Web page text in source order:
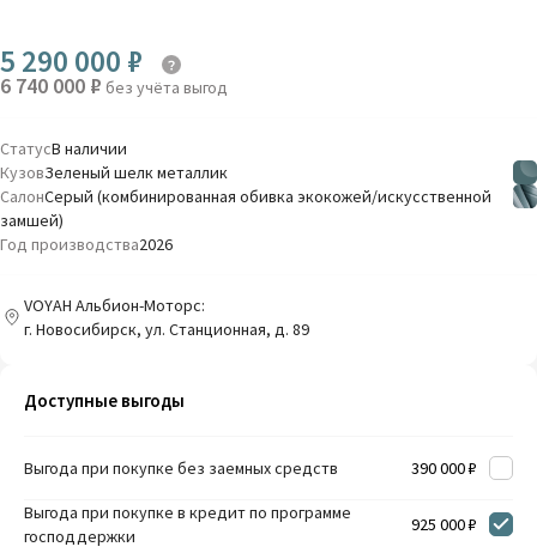
5 290 000 ₽
6 740 000 ₽ без учёта выгод
СтатусВ наличии
КузовЗеленый шелк металлик
СалонСерый (комбинированная обивка экокожей/искусственной
замшей)
Год производства2026
VOYAH Альбион-Моторс:
г. Новосибирск, ул. Станционная, д. 89
Доступные выгоды
Выгода при покупке без заемных средств 390 000 ₽
Выгода при покупке в кредит по программе
господдержки
925 000 ₽